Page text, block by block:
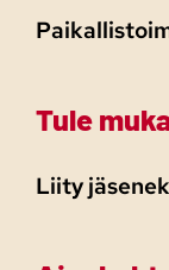
Tule
Liity